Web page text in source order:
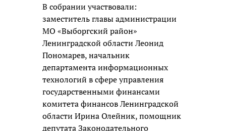
В собрании участвовали:
заместитель главы администрации
МО «Выборгский район»
Ленинградской области Леонид
Пономарев, начальник
департамента информационных
технологий в сфере управления
государственными финансами
комитета финансов Ленинградской
области Ирина Олейник, помощник
депутата Законодательного